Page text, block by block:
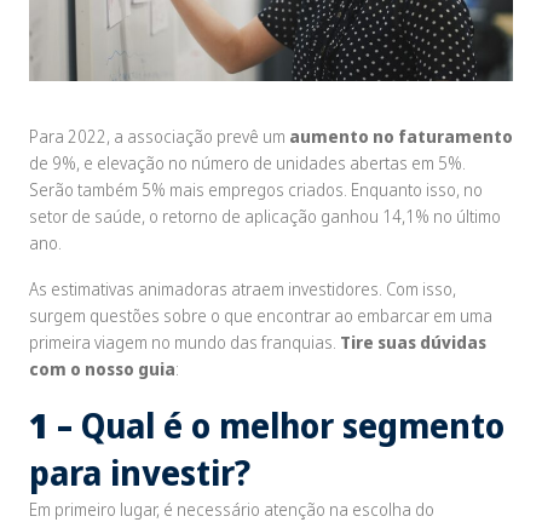
Para 2022, a associação prevê um aumento no faturamento
de 9%, e elevação no número de unidades abertas em 5%.
Serão também 5% mais empregos criados. Enquanto isso, no
setor de saúde, o retorno de aplicação ganhou 14,1% no último
ano.
As estimativas animadoras atraem investidores. Com isso,
surgem questões sobre o que encontrar ao embarcar em uma
primeira viagem no mundo das franquias. Tire suas dúvidas
com o nosso guia:
1 – Qual é o melhor segmento
para investir?
Em primeiro lugar, é necessário atenção na escolha do